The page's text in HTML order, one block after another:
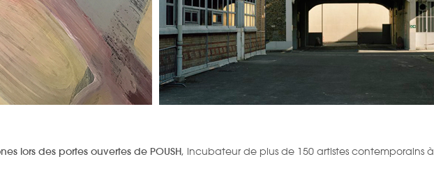
lors des portes ouvertes de POUSH, incubateur de plus de 150 artistes contemporains à